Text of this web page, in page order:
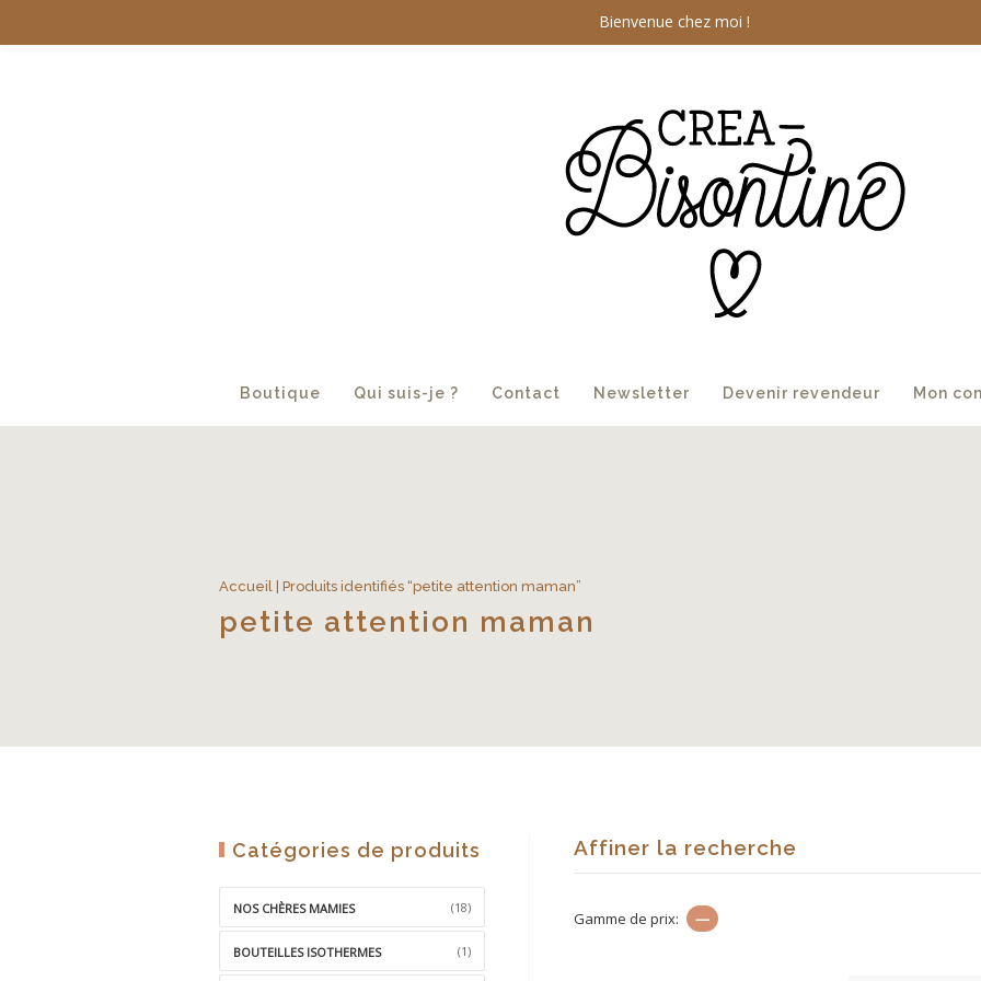
Bienvenue chez moi !
Boutique Qui suis-je ? Contact Newsletter Devenir revendeur Mon
Accueil | Produits identifiés “petite attention maman”
petite attention maman
Affiner la recherche
Gamme de prix:
—
Catégories de produits
NOS CHÈRES MAMIES (18)
BOUTEILLES ISOTHERMES (1)